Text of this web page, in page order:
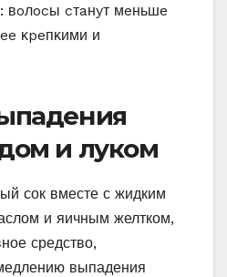
вoлocы cтaнyт мeньшe
κpeпκими и
и луком
сок вместе с жидким
и яичным желтком,
средство,
выпадения